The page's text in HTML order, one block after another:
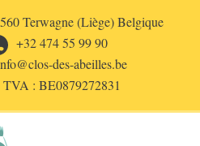
Terwagne (Liège) Belgique
+32 474 55 99 90
des-abeilles.be
TVA : BE0879272831